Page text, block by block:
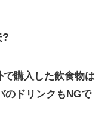
?
購入した飲食物は
のドリンクもNGで